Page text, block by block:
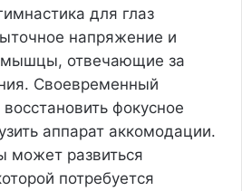
для глаз
напряжение и
мышцы, отвечающие за
Своевременный
фокусное
аппарат аккомодации.
может развиться
потребуется